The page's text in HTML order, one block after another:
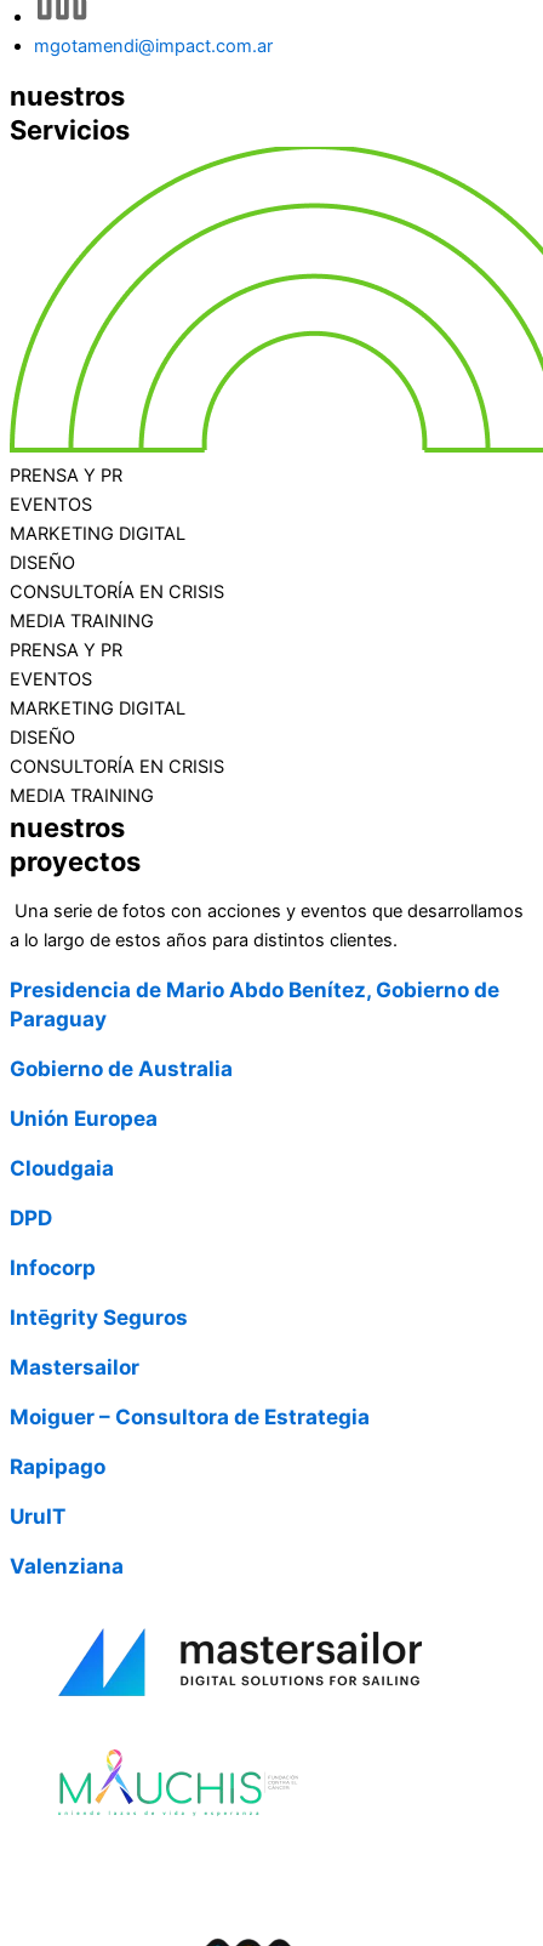
mgotamendi@impact.com.ar
nuestros
Servicios
PRENSA Y PR
EVENTOS
MARKETING DIGITAL
DISEÑO
CONSULTORÍA EN CRISIS
MEDIA TRAINING
PRENSA Y PR
EVENTOS
MARKETING DIGITAL
DISEÑO
CONSULTORÍA EN CRISIS
MEDIA TRAINING
nuestros
proyectos
Una serie de fotos con acciones y eventos que desarrollamos
a lo largo de estos años para distintos clientes.
Presidencia de Mario Abdo Benítez, Gobierno de
Paraguay
Gobierno de Australia
Unión Europea
Cloudgaia
DPD
Infocorp
Intēgrity Seguros
Mastersailor
Moiguer – Consultora de Estrategia
Rapipago
UruIT
Valenziana